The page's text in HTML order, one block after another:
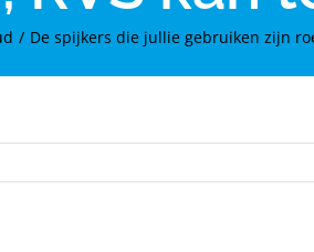
De spijkers die jullie gebruiken zijn